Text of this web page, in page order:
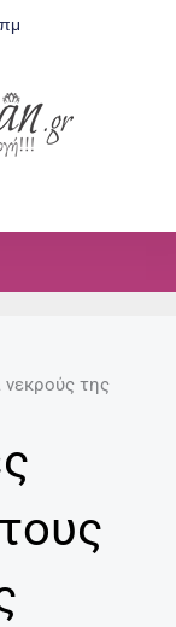
νεκρούς της